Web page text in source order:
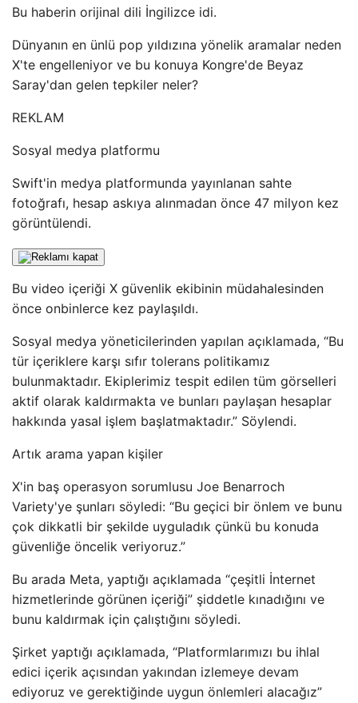
Bu haberin orijinal dili İngilizce idi.
Dünyanın en ünlü pop yıldızına yönelik aramalar neden
X'te engelleniyor ve bu konuya Kongre'de Beyaz
Saray'dan gelen tepkiler neler?
REKLAM
Sosyal medya platformu
Swift'in medya platformunda yayınlanan sahte
fotoğrafı, hesap askıya alınmadan önce 47 milyon kez
görüntülendi.
Bu video içeriği X güvenlik ekibinin müdahalesinden
önce onbinlerce kez paylaşıldı.
Sosyal medya yöneticilerinden yapılan açıklamada, “Bu
tür içeriklere karşı sıfır tolerans politikamız
bulunmaktadır. Ekiplerimiz tespit edilen tüm görselleri
aktif olarak kaldırmakta ve bunları paylaşan hesaplar
hakkında yasal işlem başlatmaktadır.” Söylendi.
Artık arama yapan kişiler
X'in baş operasyon sorumlusu Joe Benarroch
Variety'ye şunları söyledi: “Bu geçici bir önlem ve bunu
çok dikkatli bir şekilde uyguladık çünkü bu konuda
güvenliğe öncelik veriyoruz.”
Bu arada Meta, yaptığı açıklamada “çeşitli İnternet
hizmetlerinde görünen içeriği” şiddetle kınadığını ve
bunu kaldırmak için çalıştığını söyledi.
Şirket yaptığı açıklamada, “Platformlarımızı bu ihlal
edici içerik açısından yakından izlemeye devam
ediyoruz ve gerektiğinde uygun önlemleri alacağız”